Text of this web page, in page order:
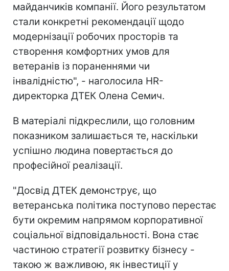
майданчиків компанії. Його результатом
стали конкретні рекомендації щодо
модернізації робочих просторів та
створення комфортних умов для
ветеранів із пораненнями чи
інвалідністю", - наголосила HR-
директорка ДТЕК Олена Семич.
В матеріалі підкреслили, що головним
показником залишається те, наскільки
успішно людина повертається до
професійної реалізації.
"Досвід ДТЕК демонструє, що
ветеранська політика поступово перестає
бути окремим напрямом корпоративної
соціальної відповідальності. Вона стає
частиною стратегії розвитку бізнесу -
такою ж важливою, як інвестиції у